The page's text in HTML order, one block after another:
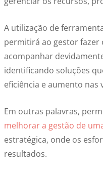
A utilização de
permitirá ao gestor fazer
acompanhar
identificando soluções
eficiência e aumento nas
Em outras palavras,
melhorar a gestão de
estratégica, onde os
resultados.